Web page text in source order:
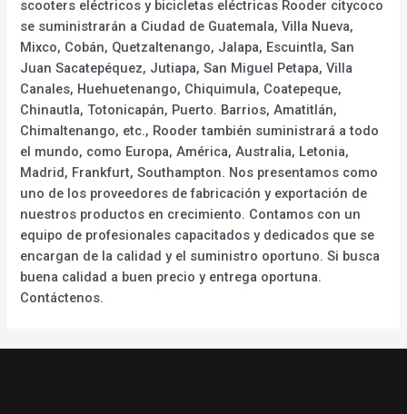
scooters eléctricos y bicicletas eléctricas Rooder citycoco
se suministrarán a Ciudad de Guatemala, Villa Nueva,
Mixco, Cobán, Quetzaltenango, Jalapa, Escuintla, San
Juan Sacatepéquez, Jutiapa, San Miguel Petapa, Villa
Canales, Huehuetenango, Chiquimula, Coatepeque,
Chinautla, Totonicapán, Puerto. Barrios, Amatitlán,
Chimaltenango, etc., Rooder también suministrará a todo
el mundo, como Europa, América, Australia, Letonia,
Madrid, Frankfurt, Southampton. Nos presentamos como
uno de los proveedores de fabricación y exportación de
nuestros productos en crecimiento. Contamos con un
equipo de profesionales capacitados y dedicados que se
encargan de la calidad y el suministro oportuno. Si busca
buena calidad a buen precio y entrega oportuna.
Contáctenos.